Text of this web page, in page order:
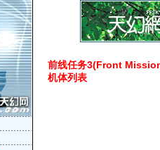
前线任务3(Front
机体列表